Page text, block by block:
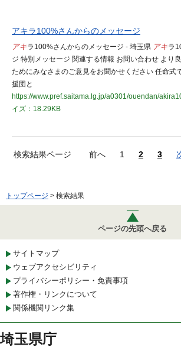
アキラ100%さんからのメッセージ
アキラ100%さんからのメッセージ - 埼玉県 アキラ
ジ 特別メッセージ 関連する情報 お問い合わせ より
ためにみなさまのご意見をお聞かせください 任命式
援団と
https://www.pref.saitama.lg.jp/a0301/ouendan/
イズ：18.29KB
検索結果ページ 前へ 1 2 3
トップページ > 検索結果
ページの先頭へ戻る
サイトマップ
ウェブアクセシビリティ
プライバシーポリシー・免責事項
著作権・リンクについて
関係機関リンク集
埼玉県庁